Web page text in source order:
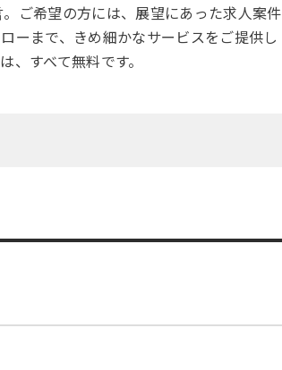
ご希望の方には、展望にあった求人案件
ーまで、きめ細かなサービスをご提供し
すべて無料です。